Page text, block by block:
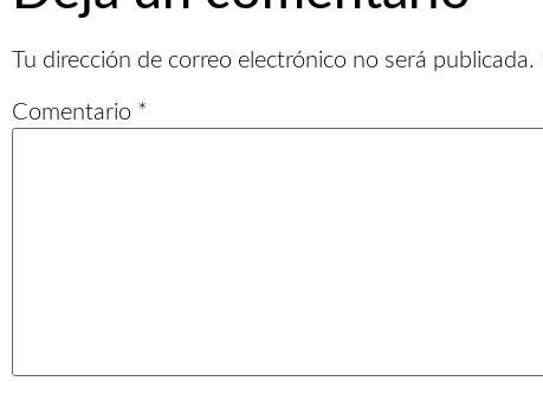
Tu dirección de correo electrónico no será publicada.
Comentario *